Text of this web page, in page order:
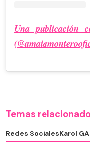
Una publicación
Temas
Redes SocialesKarol G